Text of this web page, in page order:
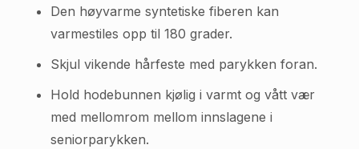
Den høyvarme syntetiske fiberen kan
varmestiles opp til 180 grader.
Skjul vikende hårfeste med parykken foran.
Hold hodebunnen kjølig i varmt og vått vær
med mellomrom mellom innslagene i
seniorparykken.